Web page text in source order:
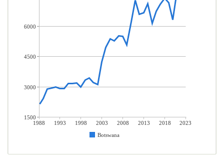
1988 1993 1998 2003 2008 2013 2018
2023
Botswana
6000
4500
3000
1500